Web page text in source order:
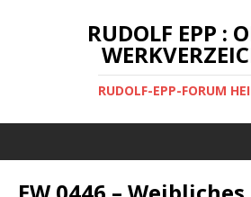
RUDOLF EPP :
RUDOLF-EPP-FORUM